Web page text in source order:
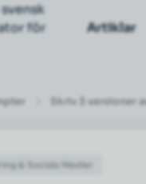
Artiklar
Skriv 3 versioner
& Sociala Medier